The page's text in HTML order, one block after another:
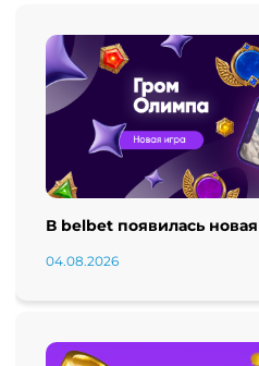
В belbet появилась
04.08.2026